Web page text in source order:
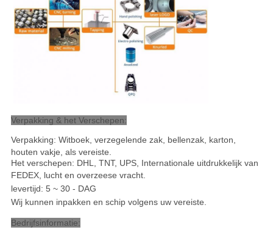
Verpakking & het Verschepen:
Verpakking: Witboek, verzegelende zak, bellenzak, karton,
houten vakje, als vereiste.
Het verschepen: DHL, TNT, UPS, Internationale uitdrukkelijk van
FEDEX, lucht en overzeese vracht.
levertijd: 5 ~ 30 - DAG
Wij kunnen inpakken en schip volgens uw vereiste.
Bedrijfsinformatie: